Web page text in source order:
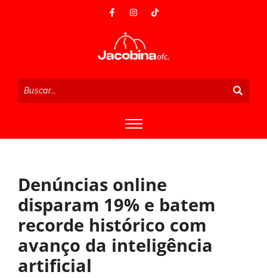
Denúncias online
disparam 19% e batem
recorde histórico com
avanço da inteligência
artificial